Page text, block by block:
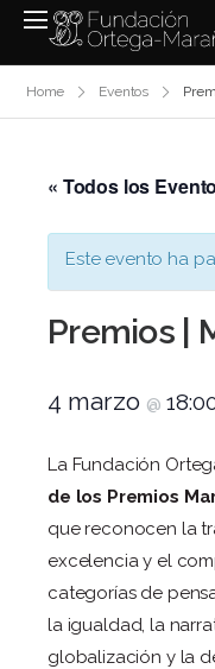
Home Eventos
« Todos los
Este evento ha
Premios |
4 marzo @
La Fundación
de los Premios
que reconocen la
excelencia y el
categorías de
la igualdad, la
globalización y la